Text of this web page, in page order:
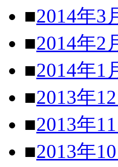
■2014年3
■2014年2
■2014年1
■2013年12
■2013年11
■2013年10